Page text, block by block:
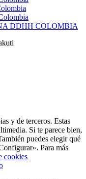
DDHH COLOMBIA
y de terceros. Estas
Si te parece bien,
puedes elegir qué
Para más
cookies